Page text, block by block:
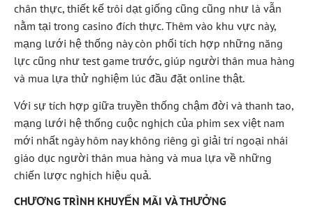
chân thực, thiết kế trôi dạt giống cũng cũng như là vẫn
nằm tại trong casino đích thực. Thêm vào khu vực này,
mạng lưới hệ thống này còn phối tích hợp những năng
lực cũng như test game trước, giúp người thân mua hàng
và mua lựa thử nghiệm lúc đầu đặt online thật.
Với sự tích hợp giữa truyền thống chậm đời và thanh tao,
mạng lưới hệ thống cuộc nghịch của phim sex việt nam
mới nhất ngày hôm nay không riêng gì giải trí ngoại nhái
giáo dục người thân mua hàng và mua lựa về những
chiến lược nghịch hiệu quả.
CHƯƠNG TRÌNH KHUYẾN MÃI VÀ THƯỞNG